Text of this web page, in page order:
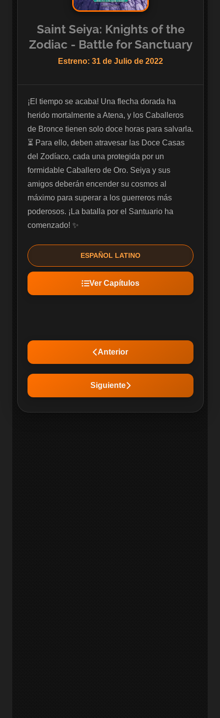
Saint Seiya: Knights of the
Zodiac - Battle for Sanctuary
Estreno: 31 de Julio de 2022
¡El tiempo se acaba! Una flecha dorada ha
herido mortalmente a Atena, y los Caballeros
de Bronce tienen solo doce horas para salvarla.
⏳ Para ello, deben atravesar las Doce Casas
del Zodíaco, cada una protegida por un
formidable Caballero de Oro. Seiya y sus
amigos deberán encender su cosmos al
máximo para superar a los guerreros más
poderosos. ¡La batalla por el Santuario ha
comenzado! ✨
ESPAÑOL LATINO
Ver Capítulos
Anterior
Siguiente